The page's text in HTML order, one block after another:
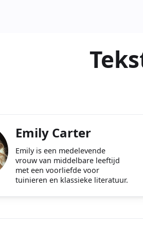
Emily Carter
Emily is een medelevende
vrouw van middelbare leeftijd
met een voorliefde voor
tuinieren en klassieke literatuur.